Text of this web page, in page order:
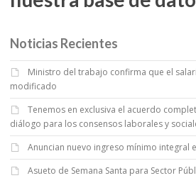
Noticias Recientes
Ministro del trabajo confirma que el
modificado
Tenemos en exclusiva el acuerdo
diálogo para los consensos laborales y
Anuncian nuevo ingreso mínimo integral
Asueto de Semana Santa para Sector